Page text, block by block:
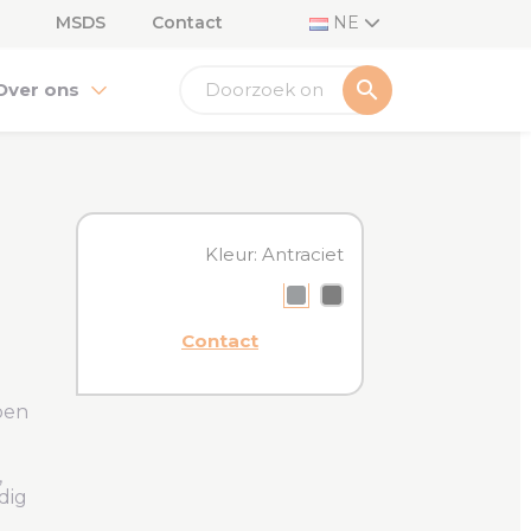
MSDS Contact NE
ons search
Kleur: Antraciet
Zwart
Antraciet
Contact